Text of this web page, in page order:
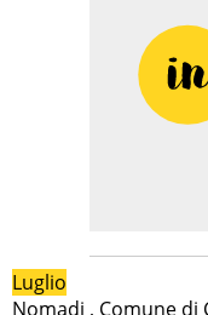
Luglio
Nomadi , Comune di